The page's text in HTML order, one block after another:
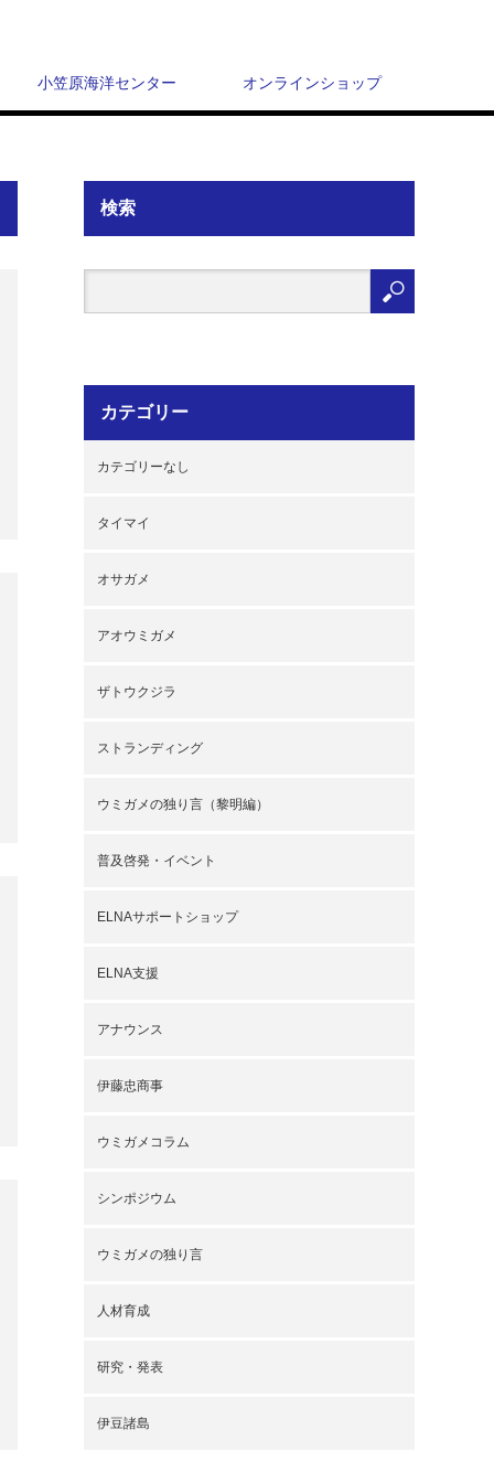
小笠原海洋センター オンラインショップ
検索
カテゴリー
カテゴリーなし
タイマイ
オサガメ
アオウミガメ
ザトウクジラ
ストランディング
ウミガメの独り言（黎明編）
普及啓発・イベント
ELNAサポートショップ
ELNA支援
アナウンス
伊藤忠商事
ウミガメコラム
シンポジウム
ウミガメの独り言
人材育成
研究・発表
伊豆諸島